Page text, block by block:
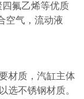
氟乙烯等优质
空气，流动液
材质，汽缸主体
选不锈钢材质。